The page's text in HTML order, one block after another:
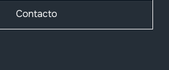
Contacto